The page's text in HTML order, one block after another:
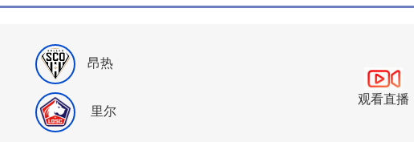
昂热
里尔
观看直播